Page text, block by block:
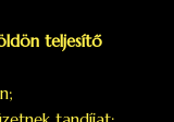
teljesítő